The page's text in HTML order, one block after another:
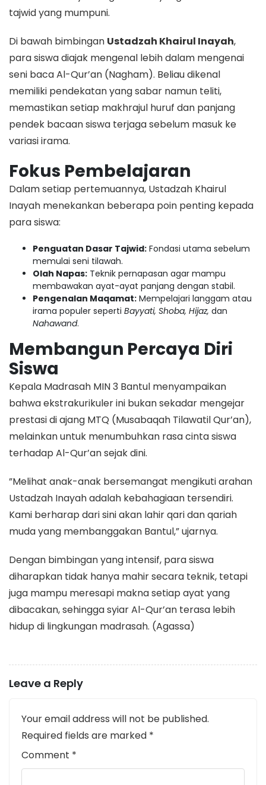
tajwid yang mumpuni.
​Di bawah bimbingan Ustadzah Khairul Inayah,
para siswa diajak mengenal lebih dalam mengenai
seni baca Al-Qur’an (Nagham). Beliau dikenal
memiliki pendekatan yang sabar namun teliti,
memastikan setiap makhrajul huruf dan panjang
pendek bacaan siswa terjaga sebelum masuk ke
variasi irama.
Fokus Pembelajaran
​Dalam setiap pertemuannya, Ustadzah Khairul
Inayah menekankan beberapa poin penting kepada
para siswa:
Penguatan Dasar Tajwid: Fondasi utama sebelum
memulai seni tilawah.
Olah Napas: Teknik pernapasan agar mampu
membawakan ayat-ayat panjang dengan stabil.
Pengenalan Maqamat: Mempelajari langgam atau
irama populer seperti Bayyati, Shoba, Hijaz, dan
Nahawand.
Membangun Percaya Diri
Siswa
​Kepala Madrasah MIN 3 Bantul menyampaikan
bahwa ekstrakurikuler ini bukan sekadar mengejar
prestasi di ajang MTQ (Musabaqah Tilawatil Qur’an),
melainkan untuk menumbuhkan rasa cinta siswa
terhadap Al-Qur’an sejak dini.
​”Melihat anak-anak bersemangat mengikuti arahan
Ustadzah Inayah adalah kebahagiaan tersendiri.
Kami berharap dari sini akan lahir qari dan qariah
muda yang membanggakan Bantul,” ujarnya.
​Dengan bimbingan yang intensif, para siswa
diharapkan tidak hanya mahir secara teknik, tetapi
juga mampu meresapi makna setiap ayat yang
dibacakan, sehingga syiar Al-Qur’an terasa lebih
hidup di lingkungan madrasah. (Agassa)
Leave a Reply
Your email address will not be published.
Required fields are marked *
Comment *